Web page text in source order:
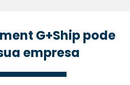
G+Ship pode
empresa